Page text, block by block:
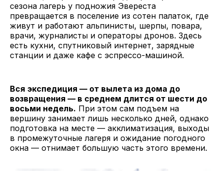
сезона лагерь у подножия Эвереста
превращается в поселение из сотен палаток, где
живут и работают альпинисты, шерпы, повара,
врачи, журналисты и операторы дронов. Здесь
есть кухни, спутниковый интернет, зарядные
станции и даже кафе с эспрессо-машиной.
Вся экспедиция — от вылета из дома до
возвращения — в среднем длится от шести до
восьми недель. При этом сам подъем на
вершину занимает лишь несколько дней, однако
подготовка на месте — акклиматизация, выходы
в промежуточные лагеря и ожидание погодного
окна — отнимает большую часть этого времени.